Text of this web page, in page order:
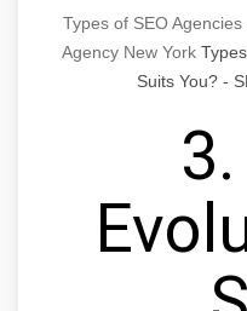
Types of SEO
Agency New York
Suits You? -